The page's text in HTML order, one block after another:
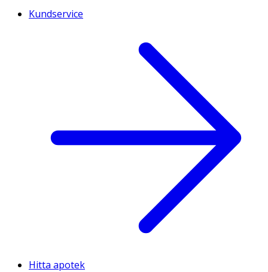
Kundservice
Hitta apotek